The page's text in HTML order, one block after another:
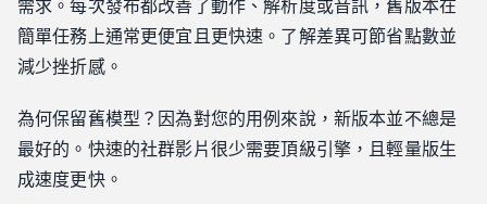
需求。每次發布都改善了動作、解析度或音訊，舊版本在
簡單任務上通常更便宜且更快速。了解差異可節省點數並
減少挫折感。
為何保留舊模型？因為對您的用例來說，新版本並不總是
最好的。快速的社群影片很少需要頂級引擎，且輕量版生
成速度更快。